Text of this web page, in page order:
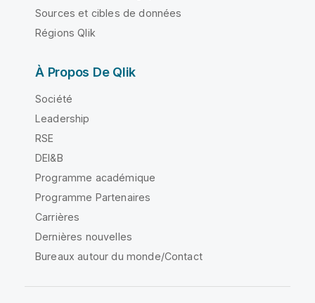
Sources et cibles de données
Régions Qlik
À Propos De Qlik
Société
Leadership
RSE
DEI&B
Programme académique
Programme Partenaires
Carrières
Dernières nouvelles
Bureaux autour du monde/Contact